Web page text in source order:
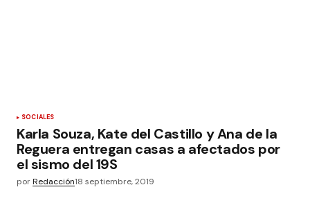
SOCIALES
Karla Souza, Kate del Castillo y Ana de la
Reguera entregan casas a afectados por
el sismo del 19S
porRedacción18 septiembre, 2019